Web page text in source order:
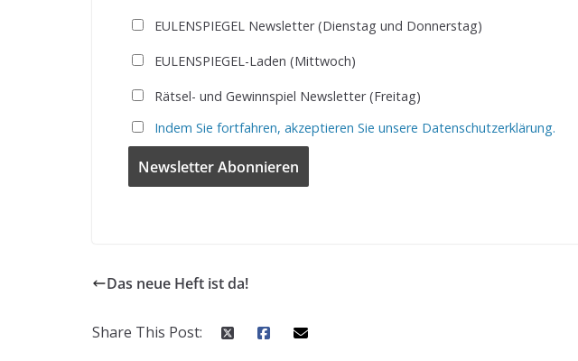
EULENSPIEGEL Newsletter (Dienstag und Donnerstag)
EULENSPIEGEL-Laden (Mittwoch)
Rätsel- und Gewinnspiel Newsletter (Freitag)
Indem Sie fortfahren, akzeptieren Sie unsere Datenschutzerklärung.
Das neue Heft ist da!
Share This Post: